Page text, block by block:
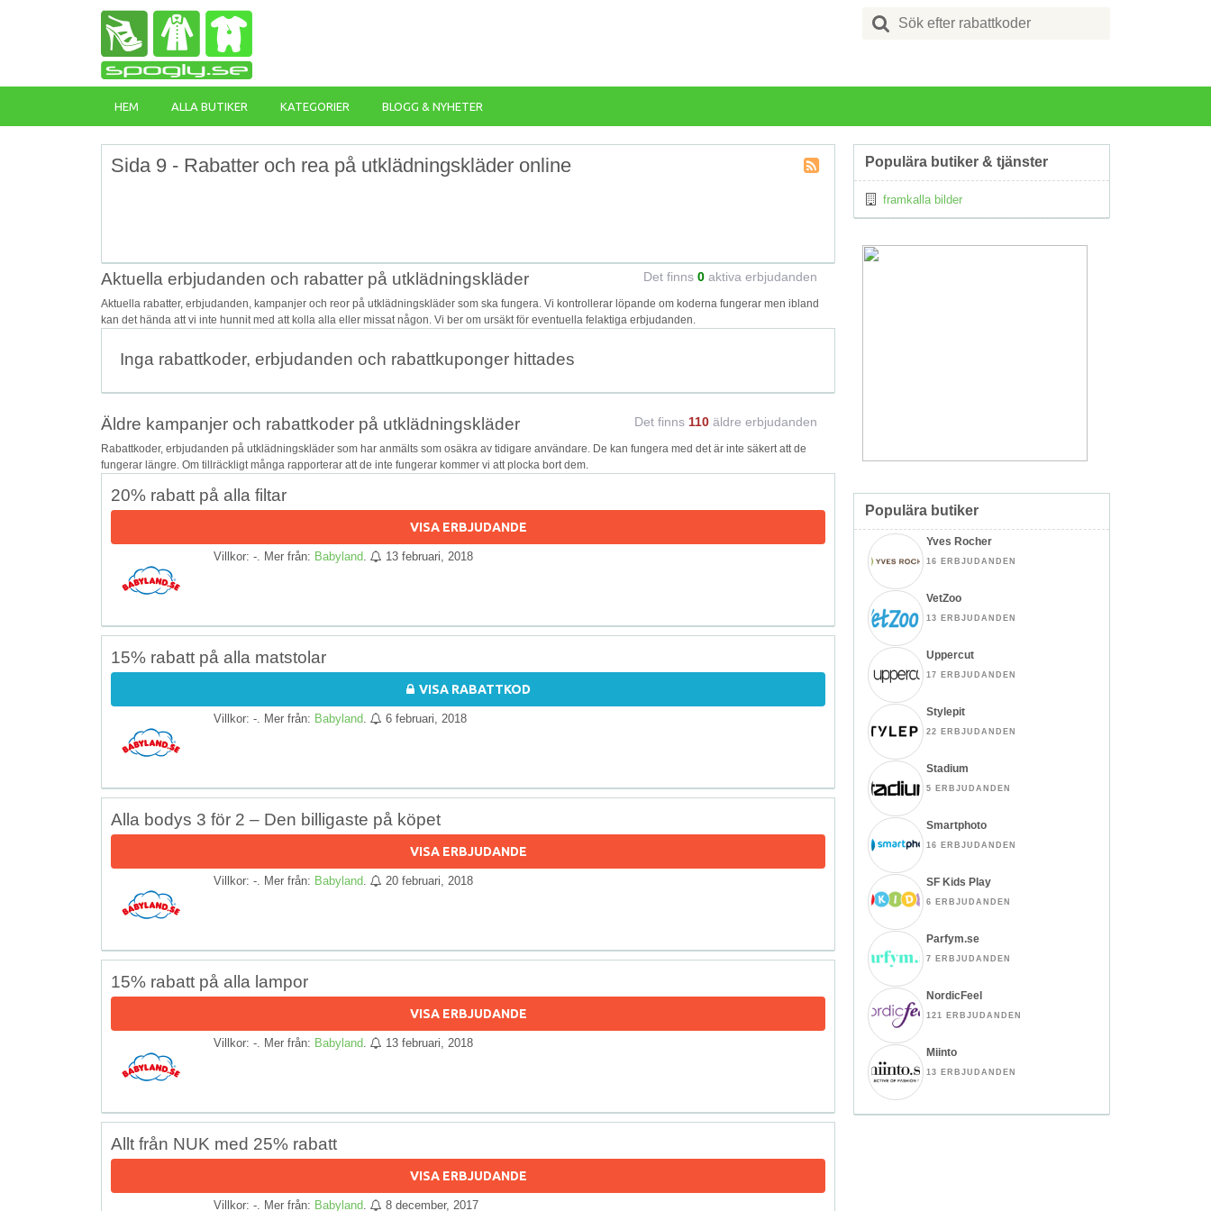
Search
for:
HEM ALLA BUTIKER KATEGORIER BLOGG & NYHETER
Sida 9 - Rabatter och rea på utklädningskläder online
Aktuella erbjudanden och rabatter på utklädningskläder Det finns 0 aktiva erbjudanden
Aktuella rabatter, erbjudanden, kampanjer och reor på utklädningskläder som ska fungera. Vi kontrollerar löpande om koderna fungerar men ibland
kan det hända att vi inte hunnit med att kolla alla eller missat någon. Vi ber om ursäkt för eventuella felaktiga erbjudanden.
Inga rabattkoder, erbjudanden och rabattkuponger hittades
Äldre kampanjer och rabattkoder på utklädningskläder Det finns 110 äldre erbjudanden
Rabattkoder, erbjudanden på utklädningskläder som har anmälts som osäkra av tidigare användare. De kan fungera med det är inte säkert att de
fungerar längre. Om tillräckligt många rapporterar att de inte fungerar kommer vi att plocka bort dem.
20% rabatt på alla filtar
VISA ERBJUDANDE
Villkor: -. Mer från: Babyland 13 februari, 2018
15% rabatt på alla matstolar
VISA RABATTKOD
Villkor: -. Mer från: Babyland 6 februari, 2018
Alla bodys 3 för 2 – Den billigaste på köpet
VISA ERBJUDANDE
Villkor: -. Mer från: Babyland 20 februari, 2018
15% rabatt på alla lampor
VISA ERBJUDANDE
Villkor: -. Mer från: Babyland 13 februari, 2018
Allt från NUK med 25% rabatt
VISA ERBJUDANDE
Villkor: -. Mer från: Babyland 8 december, 2017
Populära butiker & tjänster
framkalla bilder
Populära butiker
Yves Rocher
16 ERBJUDANDEN
VetZoo
13 ERBJUDANDEN
Uppercut
17 ERBJUDANDEN
Stylepit
22 ERBJUDANDEN
Stadium
5 ERBJUDANDEN
Smartphoto
16 ERBJUDANDEN
SF Kids Play
6 ERBJUDANDEN
Parfym.se
7 ERBJUDANDEN
NordicFeel
121 ERBJUDANDEN
Miinto
13 ERBJUDANDEN